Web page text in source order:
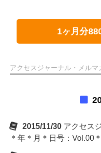
1ヶ月分
アクセスジャーナル・メルマ
2015/11/30 アクセス
＊年＊月＊日号：Vol.00＊